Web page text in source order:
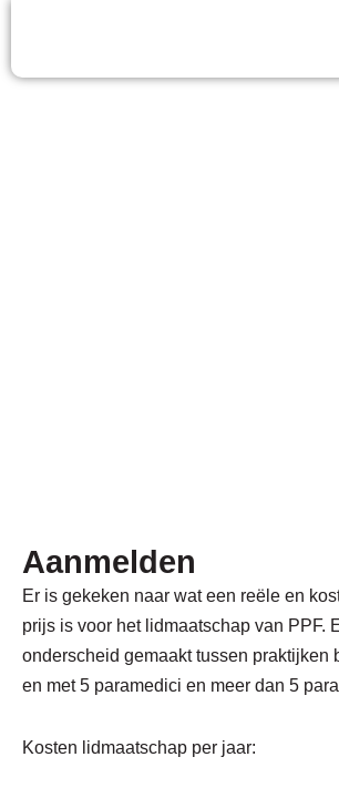
Aanmelden
Er is gekeken naar wat een reële en
prijs is voor het lidmaatschap van PPF.
onderscheid gemaakt tussen praktijken
en met 5 paramedici en meer dan 5
Kosten lidmaatschap per jaar: